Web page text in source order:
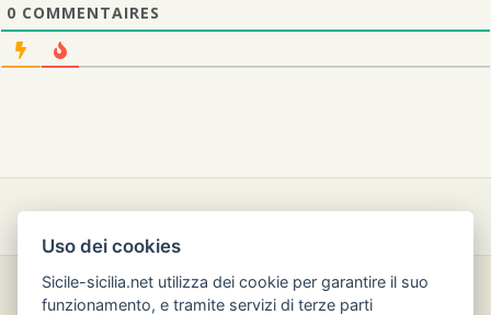
0 COMMENTAIRES
Uso dei cookies
Sicile-sicilia.net utilizza dei cookie per garantire il suo
funzionamento, e tramite servizi di terze parti